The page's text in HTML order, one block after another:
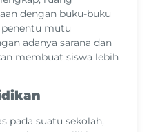
dengan buku-buku
mutu
adanya sarana dan
membuat siswa lebih
pada suatu sekolah,